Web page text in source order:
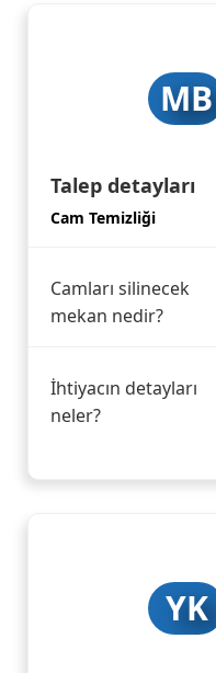
MB
Talep detayları
Cam Temizliği
Camları silinecek
mekan nedir?
İhtiyacın detayları
neler?
YK